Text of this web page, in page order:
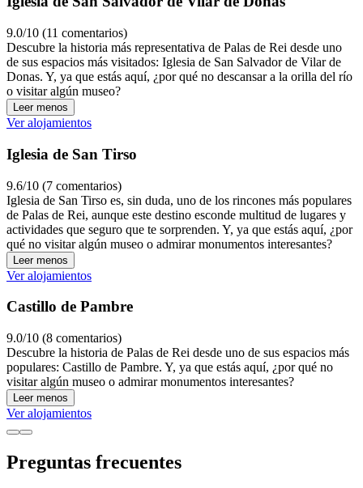
9.0/10 (11 comentarios)
Descubre la historia más representativa de Palas de Rei desde uno
de sus espacios más visitados: Iglesia de San Salvador de Vilar de
Donas. Y, ya que estás aquí, ¿por qué no descansar a la orilla del río
o visitar algún museo?
Leer menos
Ver alojamientos
Iglesia de San Tirso
9.6/10 (7 comentarios)
Iglesia de San Tirso es, sin duda, uno de los rincones más populares
de Palas de Rei, aunque este destino esconde multitud de lugares y
actividades que seguro que te sorprenden. Y, ya que estás aquí, ¿por
qué no visitar algún museo o admirar monumentos interesantes?
Leer menos
Ver alojamientos
Castillo de Pambre
9.0/10 (8 comentarios)
Descubre la historia de Palas de Rei desde uno de sus espacios más
populares: Castillo de Pambre. Y, ya que estás aquí, ¿por qué no
visitar algún museo o admirar monumentos interesantes?
Leer menos
Ver alojamientos
Preguntas frecuentes